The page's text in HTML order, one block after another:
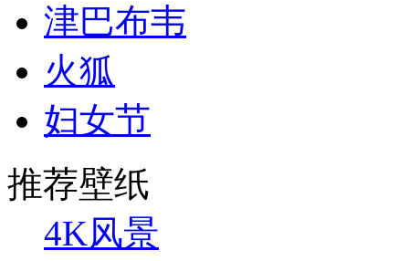
津巴布韦
火狐
妇女节
推荐壁纸
4K风景